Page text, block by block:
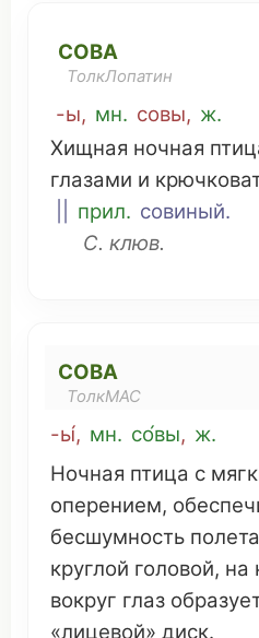
СОВА
ТолкЛопатин
-ы, мн. совы, ж.
Хищная ночная
глазами и
прил. совиный.
С. клюв.
СОВА
ТолкМАС
-ы́, мн. со́вы, ж.
Ночная птица с
оперением,
бесшумность полета
круглой головой, на
вокруг глаз
«лицевой» диск.